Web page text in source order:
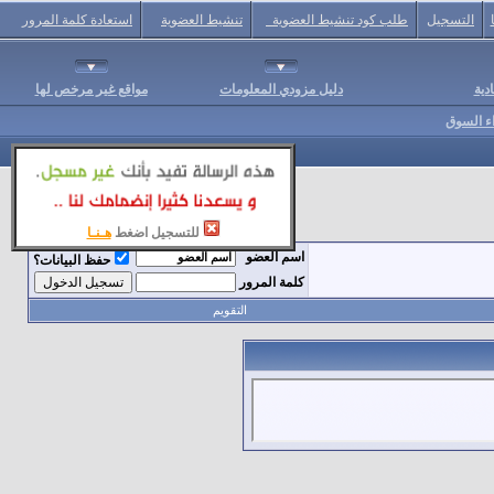
للتسجيل اضغط هـنـا
التسجيل طلب كود تنشيط العضوية تنشيط العضوية استعادة كلمة المرور
دليل مزودي المعلومات مواقع غير مرخص لها
السوق
اسم العضو
حفظ البيانات؟
كلمة المرور
التقويم